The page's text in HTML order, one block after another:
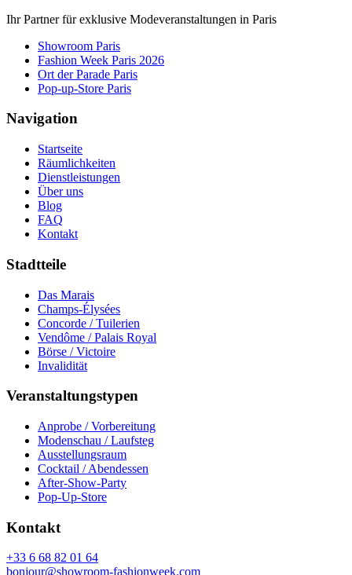
Ihr Partner für exklusive Modeveranstaltungen in Paris
Showroom Paris
Fashion Week Paris 2026
Ort der Parade Paris
Pop-up-Store Paris
Navigation
Startseite
Räumlichkeiten
Dienstleistungen
Über uns
Blog
FAQ
Kontakt
Stadtteile
Das Marais
Champs-Élysées
Concorde / Tuilerien
Vendôme / Palais Royal
Börse / Victoire
Invalidität
Veranstaltungstypen
Anprobe / Vorbereitung
Modenschau / Laufsteg
Ausstellungsraum
Cocktail / Abendessen
After-Show-Party
Pop-Up-Store
Kontakt
+33 6 68 82 01 64
bonjour@showroom-fashionweek.com